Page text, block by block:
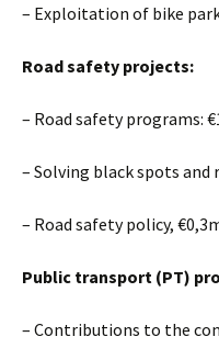
– Exploitation of bike
Road safety projects:
– Road safety programs: €
– Solving black spots and
– Road safety policy, €
Public transport (PT)
– Contributions to the